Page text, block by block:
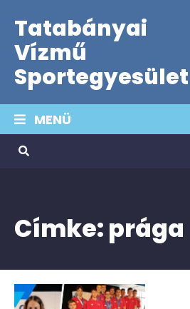
Tatabányai
Vízmű
Sportegyesület
MENÜ
Címke:prága